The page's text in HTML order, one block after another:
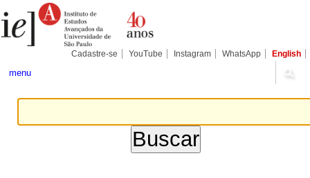
para
conteúdo.
Pessoais
Cadastre-se YouTube Instagram WhatsApp English
menu